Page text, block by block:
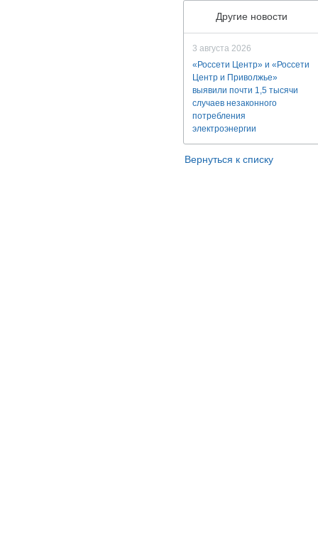
Другие новости
3 августа 2026
«Россети Центр» и «Россети
Центр и Приволжье»
выявили почти 1,5 тысячи
случаев незаконного
потребления
электроэнергии
Вернуться к списку